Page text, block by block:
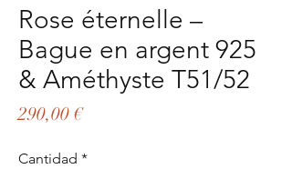
Rose éternelle –
Bague en argent 925
& Améthyste T51/52
290,00 €Precio
Cantidad *